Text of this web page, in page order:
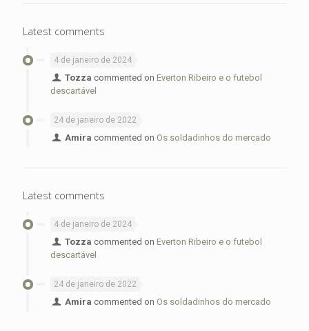
Latest comments
4 de janeiro de 2024
Tozza commented onEverton Ribeiro e o futebol
descartável
24 de janeiro de 2022
Amira commented onOs soldadinhos do mercado
Latest comments
4 de janeiro de 2024
Tozza commented onEverton Ribeiro e o futebol
descartável
24 de janeiro de 2022
Amira commented onOs soldadinhos do mercado